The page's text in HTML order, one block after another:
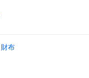
っくり長く愛用でき
のスタンスで、時代
&トラッドテイストの
門タンナーのブライ
財布